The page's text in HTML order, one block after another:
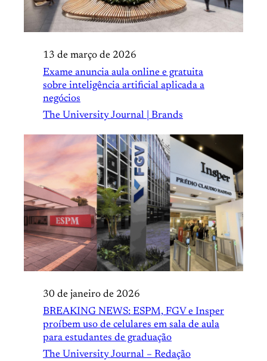
13 de março de 2026
Exame anuncia aula online e gratuita
sobre inteligência artificial aplicada a
negócios
The University Journal | Brands
30 de janeiro de 2026
BREAKING NEWS: ESPM, FGV e Insper
proíbem uso de celulares em sala de aula
para estudantes de graduação
The University Journal – Redação